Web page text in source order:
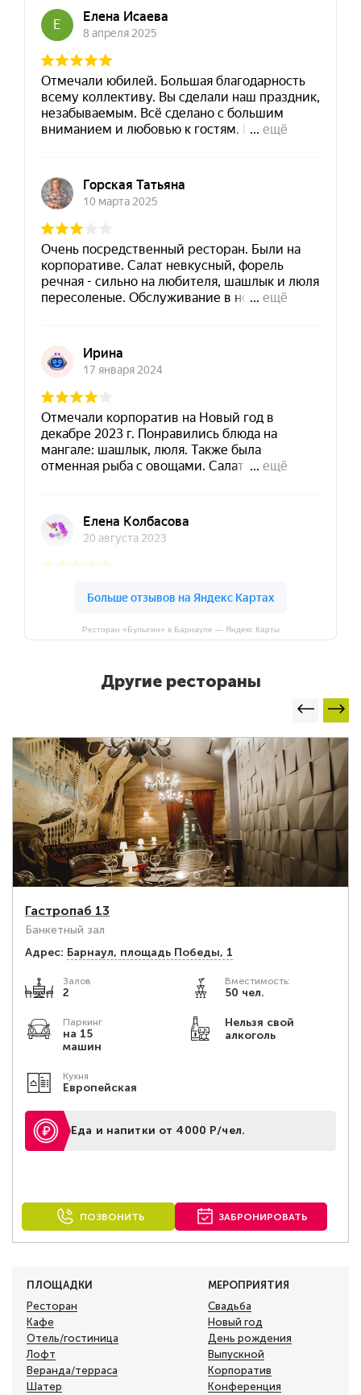
Ресторан «Булыгин» в Барнауле — Яндекс Карты
Другие рестораны
Гастропаб 13
Банкетный зал
Адрес: Барнаул, площадь Победы, 1
Залов
2
Вместимость:
50 чел.
Паркинг
на 15
машин
Нельзя свой
алкоголь
Кухня
Европейская
Еда и напитки от 4000 Р/чел.
ПОЗВОНИТЬ ЗАБРОНИРОВАТЬ
ПЛОЩАДКИ
Ресторан
Кафе
Отель/гостиница
Лофт
Веранда/терраса
Шатер
МЕРОПРИЯТИЯ
Свадьба
Новый год
День рождения
Выпускной
Корпоратив
Конференция